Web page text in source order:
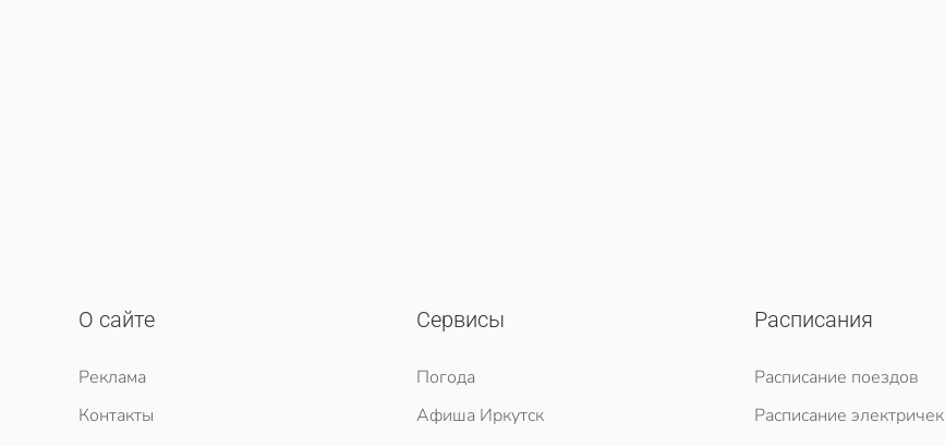
О сайте
Реклама
Контакты
Сервисы
Погода
Афиша Иркутск
Расписания
Расписание поездов
Расписание электричек